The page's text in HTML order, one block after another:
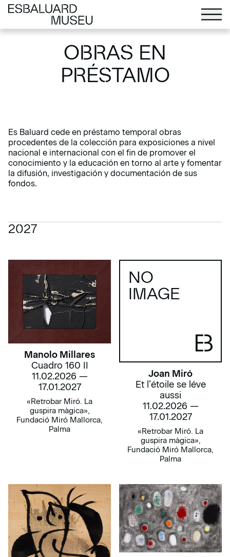
OBRAS EN
PRÉSTAMO
Es Baluard cede en préstamo temporal obras
procedentes de la colección para exposiciones a nivel
nacional e internacional con el fin de promover el
conocimiento y la educación en torno al arte y fomentar
la difusión, investigación y documentación de sus
fondos.
2027
Manolo Millares
Cuadro 160 II
11.02.2026 —
17.01.2027
«Retrobar Miró. La
guspira màgica»,
Fundació Miró Mallorca,
Palma
NO
IMAGE
Joan Miró
Et l’étoile se léve
aussi
11.02.2026 —
17.01.2027
«Retrobar Miró. La
guspira màgica»,
Fundació Miró Mallorca,
Palma